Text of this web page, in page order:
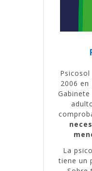
2006 en
La
tiene un